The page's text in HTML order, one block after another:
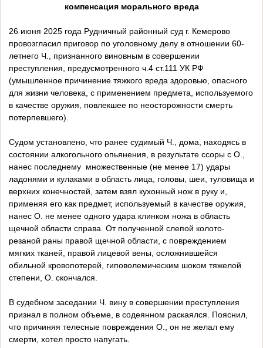
компенсация морального вреда
26 июня 2025 года Рудничный районный суд г. Кемерово
провозгласил приговор по уголовному делу в отношении 60-
летнего Ч., признанного виновным в совершении
преступления, предусмотренного ч.4 ст.111 УК РФ
(умышленное причинение тяжкого вреда здоровью, опасного
для жизни человека, с применением предмета, используемого
в качестве оружия, повлекшее по неосторожности смерть
потерпевшего).
Судом установлено, что ранее судимый Ч., дома, находясь в
состоянии алкогольного опьянения, в результате ссоры с О.,
нанес последнему множественные (не менее 17) удары
ладонями и кулаками в область лица, головы, шеи, туловища и
верхних конечностей, затем взял кухонный нож в руку и,
применяя его как предмет, используемый в качестве оружия,
нанес О. не менее одного удара клинком ножа в область
щечной области справа. От полученной слепой колото-
резаной раны правой щечной области, с повреждением
мягких тканей, правой лицевой вены, осложнившейся
обильной кровопотерей, гиповолемическим шоком тяжелой
степени, О. скончался.
В судебном заседании Ч. вину в совершении преступления
признал в полном объеме, в содеянном раскаялся. Пояснил,
что причиняя телесные повреждения О., он не желал ему
смерти, хотел просто напугать.